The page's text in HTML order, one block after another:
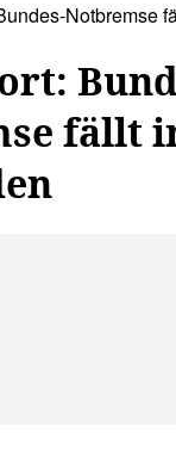
Notbremse
fällt